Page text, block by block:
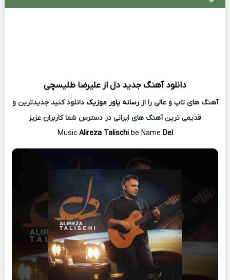
دانلود آهنگ جدید دل ازعلیرضا طلیسچی
آهنگ های تاپ و عالی را ازرسانه پاور موزیک دانلود کنید جدیدترین و
قدیمی ترین آهنگ های ایرانی در دسترس شما کاربران عزیز
MusicAlireza Talischi be Name Del